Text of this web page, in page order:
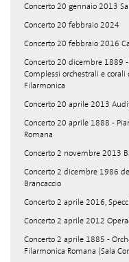
Concerto 20 gennaio 2013
Concerto 20 febbraio 2024
Concerto 20 febbraio 2016
Concerto 20 dicembre 1889
Complessi orchestrali e corali
Filarmonica
Concerto 20 aprile 2013
Concerto 20 aprile 1888 -
Romana
Concerto 2 novembre 2013
Concerto 2 dicembre 1986
Brancaccio
Concerto 2 aprile 2016,
Concerto 2 aprile 2012
Concerto 2 aprile 1885 -
Filarmonica Romana (Sala